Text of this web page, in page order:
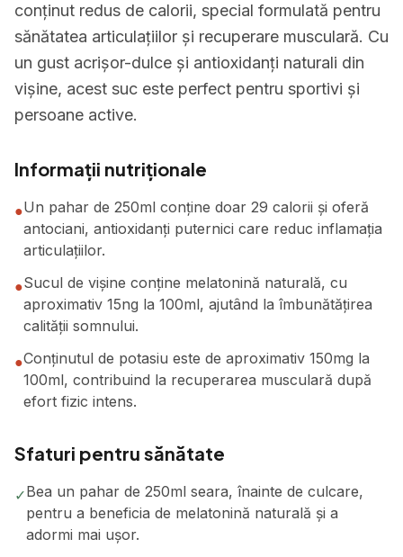
conținut redus de calorii, special formulată pentru
sănătatea articulațiilor și recuperare musculară. Cu
un gust acrișor-dulce și antioxidanți naturali din
vișine, acest suc este perfect pentru sportivi și
persoane active.
Informații nutriționale
●Un pahar de 250ml conține doar 29 calorii și oferă
antociani, antioxidanți puternici care reduc inflamația
articulațiilor.
●Sucul de vișine conține melatonină naturală, cu
aproximativ 15ng la 100ml, ajutând la îmbunătățirea
calității somnului.
●Conținutul de potasiu este de aproximativ 150mg la
100ml, contribuind la recuperarea musculară după
efort fizic intens.
Sfaturi pentru sănătate
✓Bea un pahar de 250ml seara, înainte de culcare,
pentru a beneficia de melatonină naturală și a
adormi mai ușor.